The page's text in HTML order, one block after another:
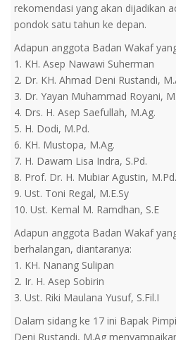
rekomendasi yang akan dijadikan
pondok satu tahun ke depan.
Adapun anggota Badan Wakaf
1. KH. Asep Nawawi Suherman
2. Dr. KH. Ahmad Deni Rustandi,
3. Dr. Yayan Muhammad Royani,
4. Drs. H. Asep Saefullah, M.Ag.
5. H. Dodi, M.Pd.
6. KH. Mustopa, M.Ag.
7. H. Dawam Lisa Indra, S.Pd.
8. Prof. Dr. H. Mubiar Agustin, M.Pd.
9. Ust. Toni Regal, M.E.Sy
10. Ust. Kemal M. Ramdhan, S.E
Adapun anggota Badan Wakaf
berhalangan, diantaranya:
1. KH. Nanang Sulipan
2. Ir. H. Asep Sobirin
3. Ust. Riki Maulana Yusuf, S.Fil.I
Dalam sidang ke 17 ini Bapak
Deni Rustandi, M.Ag